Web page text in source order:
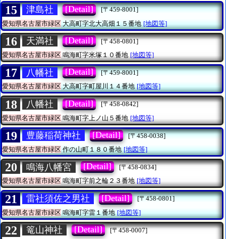
15 津島社 [Detail]
[〒459-8001]
愛知県名古屋市緑区大高町字北大高畑１５番地 [地図等]
16 天満社 [Detail]
[〒458-0801]
愛知県名古屋市緑区 鳴海町字米塚１０番地 [地図等]
17 八幡社 [Detail]
[〒459-8001]
愛知県名古屋市緑区大高町字町屋川１４番地 [地図等]
18 八幡社 [Detail]
[〒458-0842]
愛知県名古屋市緑区 鳴海町字上ノ山５番地 [地図等]
19 豊藤稲荷神社 [Detail]
[〒458-0038]
愛知県名古屋市緑区作の山町１８０番地 [地図等]
20 鳴海八幡宮 [Detail]
[〒458-0834]
愛知県名古屋市緑区鳴海町字前之輪２３番地 [地図等]
21 雷社須佐之男社 [Detail]
[〒458-0801]
愛知県名古屋市緑区鳴海町字雷１番地 [地図等]
22 篭山神社 [Detail]
[〒458-0007]